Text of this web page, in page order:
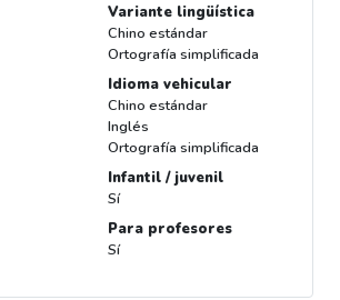
Variante lingüística
Chino estándar
Ortografía simplificada
Idioma vehicular
Chino estándar
Inglés
Ortografía simplificada
Infantil / juvenil
Sí
Para profesores
Sí